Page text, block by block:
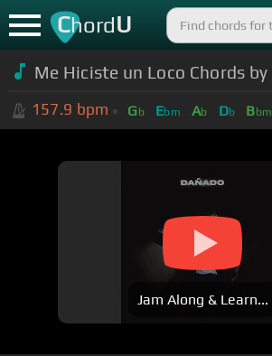
ChordU
Me Hiciste un Loco Chords by
157.9 bpm Gb Ebm Ab Db Bbm
Jam Along & Learn...